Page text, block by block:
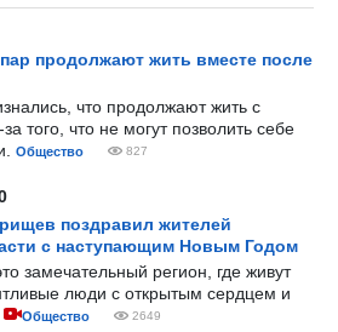
продолжают жить вместе после
что продолжают жить с
того, что не могут позволить себе
Общество 827
поздравил жителей
с наступающим Новым Годом
замечательный регион, где живут
люди с открытым сердцем и
Общество 2649